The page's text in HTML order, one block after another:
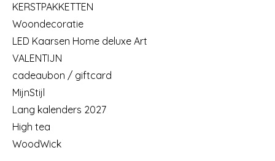
KERSTPAKKETTEN
Woondecoratie
LED Kaarsen Home deluxe Art
VALENTIJN
cadeaubon / giftcard
MijnStijl
Lang kalenders 2027
High tea
WoodWick